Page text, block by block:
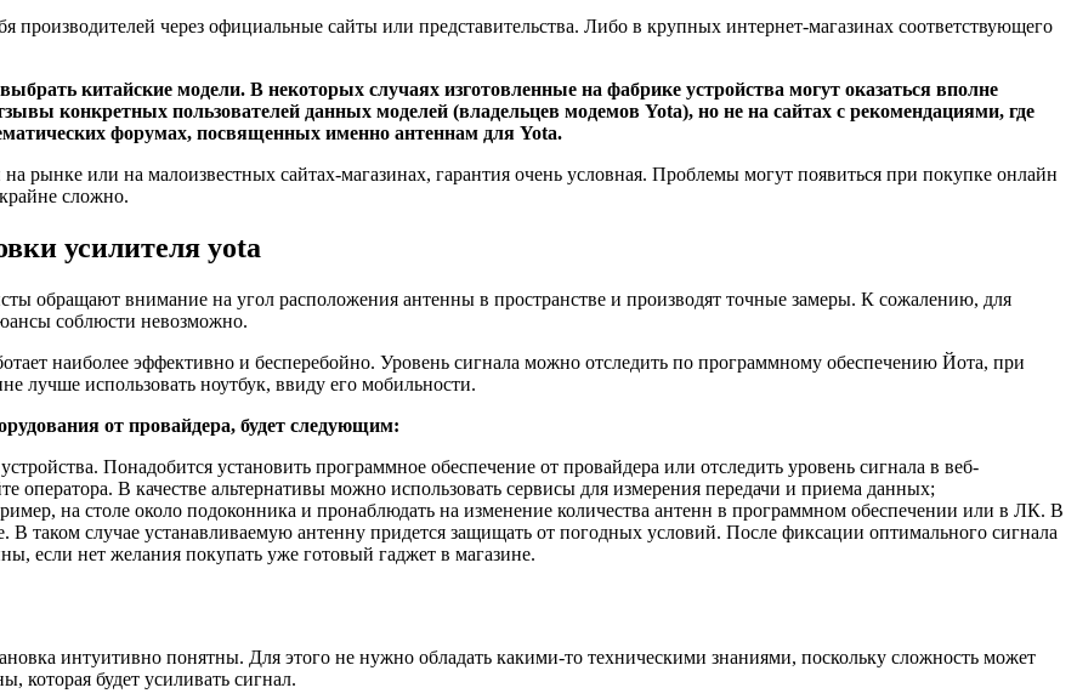
через официальные сайты или представительства. Либо в крупных интернет-магазинах соответствующего
китайские модели. В некоторых случаях изготовленные на фабрике устройства могут оказаться вполне
конкретных пользователей данных моделей (владельцев модемов Yota), но не на сайтах с рекомендациями, где
форумах, посвященных именно антеннам для Yota.
рынке или на малоизвестных сайтах-магазинах, гарантия очень условная. Проблемы могут появиться при покупке онлайн
сложно.
усилителя yota
обращают внимание на угол расположения антенны в пространстве и производят точные замеры. К сожалению, для
соблюсти невозможно.
наиболее эффективно и бесперебойно. Уровень сигнала можно отследить по программному обеспечению Йота, при
лучше использовать ноутбук, ввиду его мобильности.
от провайдера, будет следующим:
Понадобится установить программное обеспечение от провайдера или отследить уровень сигнала в веб-
оператора. В качестве альтернативы можно использовать сервисы для измерения передачи и приема данных;
на столе около подоконника и пронаблюдать на изменение количества антенн в программном обеспечении или в ЛК. В
В таком случае устанавливаемую антенну придется защищать от погодных условий. После фиксации оптимального сигнала
если нет желания покупать уже готовый гаджет в магазине.
интуитивно понятны. Для этого не нужно обладать какими-то техническими знаниями, поскольку сложность может
которая будет усиливать сигнал.